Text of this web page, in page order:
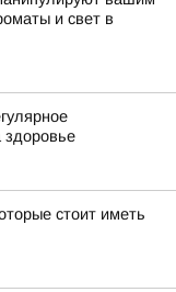
и свет в
здоровье
стоит иметь